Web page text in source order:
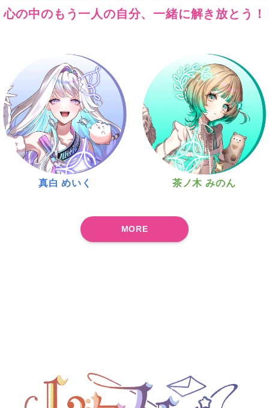
心の中のもう一人の自分、一緒に解き放とう！
真白 めいく 茶ノ木 みのん
MORE